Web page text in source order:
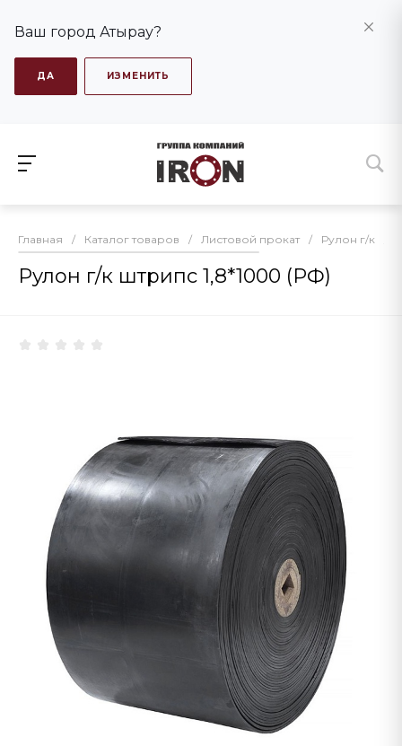
Ваш город Атырау?
ДА ИЗМЕНИТЬ
Главная / Каталог товаров / Листовой прокат / Рулон г/к
Рулон г/к штрипс 1,8*1000 (РФ)